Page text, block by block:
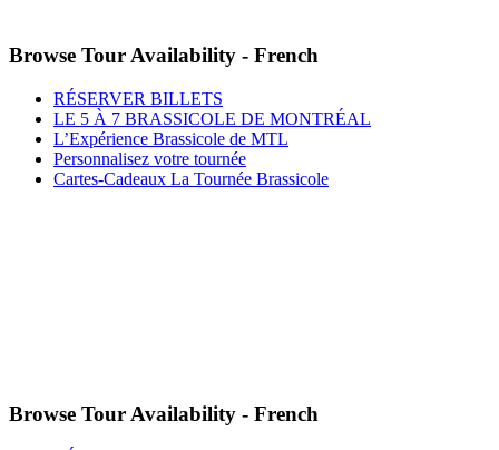
Browse Tour Availability - French
RÉSERVER BILLETS
LE 5 À 7 BRASSICOLE DE MONTRÉAL
L’Expérience Brassicole de MTL
Personnalisez votre tournée
Cartes-Cadeaux La Tournée Brassicole
Browse Tour Availability - French